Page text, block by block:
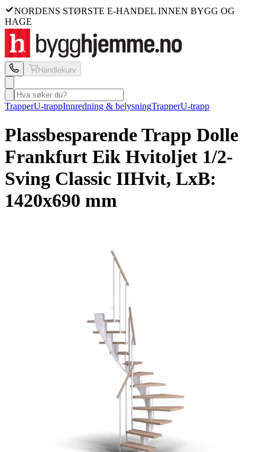
NORDENS STØRSTE E-HANDEL INNEN BYGG OG
HAGE
Handlekurv
TrapperU-trappInnredning & belysningTrapperU-trapp
Plassbesparende Trapp Dolle
Frankfurt Eik Hvitoljet 1/2-
Sving Classic IIHvit, LxB:
1420x690 mm